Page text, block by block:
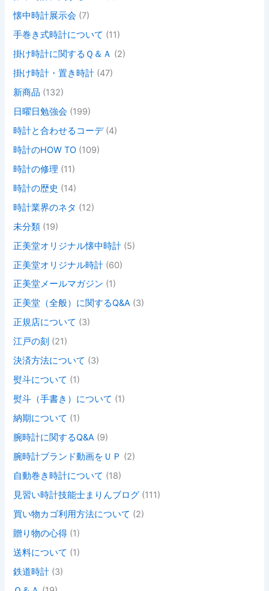
懐中時計展示会 (7)
手巻き式時計について (11)
掛け時計に関するＱ＆Ａ (2)
掛け時計・置き時計 (47)
新商品 (132)
日曜日勉強会 (199)
時計と合わせるコーデ(4)
時計のHOW TO (109)
時計の修理 (11)
時計の歴史 (14)
時計業界のネタ (12)
未分類 (19)
正美堂オリジナル懐中時計 (5)
正美堂オリジナル時計 (60)
正美堂メールマガジン (1)
正美堂（全般）に関するQ&A (3)
正規店について (3)
江戸の刻 (21)
決済方法について (3)
熨斗について (1)
熨斗（手書き）について (1)
納期について (1)
腕時計に関するQ&A (9)
腕時計ブランド動画をＵＰ (2)
自動巻き時計について (18)
見習い時計技能士まりんブログ (111)
買い物カゴ利用方法について (2)
贈り物の心得 (1)
送料について (1)
鉄道時計 (3)